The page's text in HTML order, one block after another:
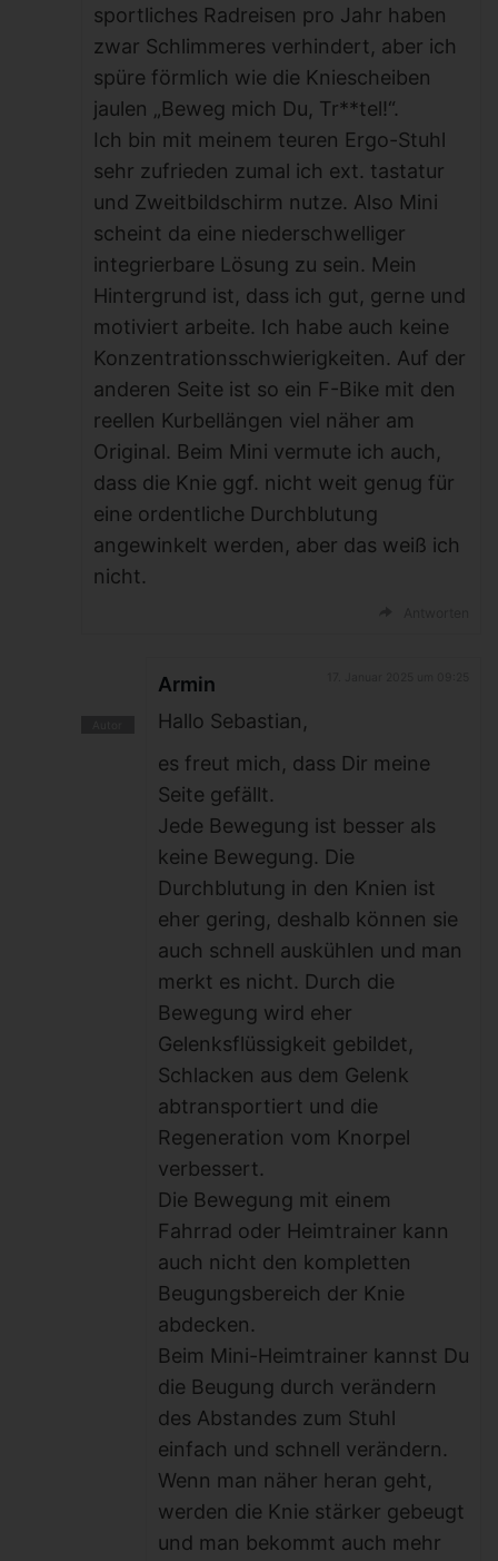
sportliches Radreisen pro Jahr haben
zwar Schlimmeres verhindert, aber ich
spüre förmlich wie die Kniescheiben
jaulen „Beweg mich Du, Tr**tel!“.
Ich bin mit meinem teuren Ergo-Stuhl
sehr zufrieden zumal ich ext. tastatur
und Zweitbildschirm nutze. Also Mini
scheint da eine niederschwelliger
integrierbare Lösung zu sein. Mein
Hintergrund ist, dass ich gut, gerne und
motiviert arbeite. Ich habe auch keine
Konzentrationsschwierigkeiten. Auf der
anderen Seite ist so ein F-Bike mit den
reellen Kurbellängen viel näher am
Original. Beim Mini vermute ich auch,
dass die Knie ggf. nicht weit genug für
eine ordentliche Durchblutung
angewinkelt werden, aber das weiß ich
nicht.
Armin
Hallo Sebastian,
es freut mich, dass Dir meine
Seite gefällt.
Jede Bewegung ist besser als
keine Bewegung. Die
Durchblutung in den Knien ist
eher gering, deshalb können sie
auch schnell auskühlen und man
merkt es nicht. Durch die
Bewegung wird eher
Gelenksflüssigkeit gebildet,
Schlacken aus dem Gelenk
abtransportiert und die
Regeneration vom Knorpel
verbessert.
Die Bewegung mit einem
Fahrrad oder Heimtrainer kann
auch nicht den kompletten
Beugungsbereich der Knie
abdecken.
Beim Mini-Heimtrainer kannst Du
die Beugung durch verändern
des Abstandes zum Stuhl
einfach und schnell verändern.
Wenn man näher heran geht,
werden die Knie stärker gebeugt
und man bekommt auch mehr